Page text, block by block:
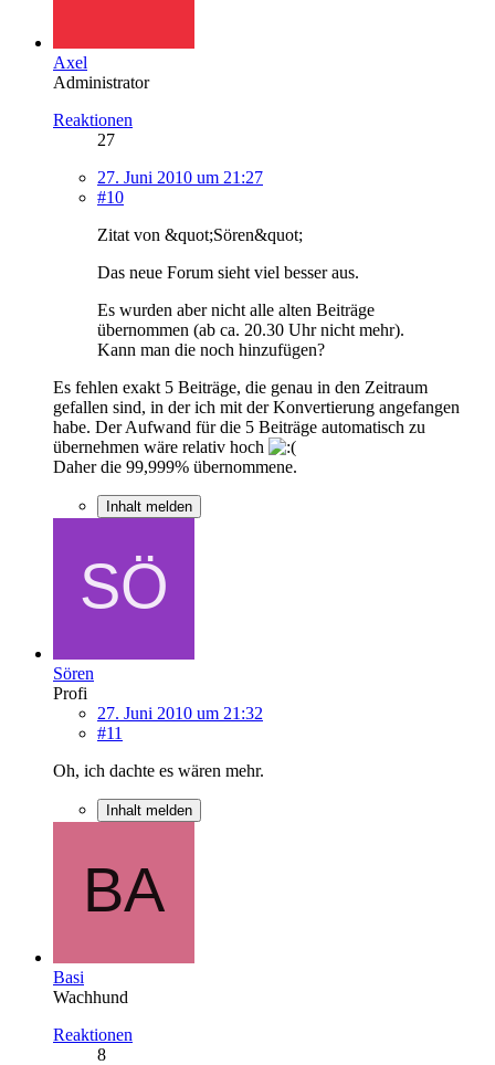
Axel
Administrator
Reaktionen
27
27. Juni 2010 um 21:27
#10
Zitat von &quot;Sören&quot;
Das neue Forum sieht viel besser aus.
Es wurden aber nicht alle alten Beiträge
übernommen (ab ca. 20.30 Uhr nicht mehr).
Kann man die noch hinzufügen?
Es fehlen exakt 5 Beiträge, die genau in den Zeitraum
gefallen sind, in der ich mit der Konvertierung angefangen
habe. Der Aufwand für die 5 Beiträge automatisch zu
übernehmen wäre relativ hoch
Daher die 99,999% übernommene.
Inhalt melden
Sören
Profi
27. Juni 2010 um 21:32
#11
Oh, ich dachte es wären mehr.
Inhalt melden
Basi
Wachhund
Reaktionen
8